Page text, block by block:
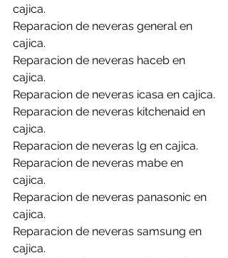
cajica.
Reparacion de neveras general en
cajica.
Reparacion de neveras haceb en
cajica.
Reparacion de neveras icasa en cajica.
Reparacion de neveras kitchenaid en
cajica.
Reparacion de neveras lg en cajica.
Reparacion de neveras mabe en
cajica.
Reparacion de neveras panasonic en
cajica.
Reparacion de neveras samsung en
cajica.